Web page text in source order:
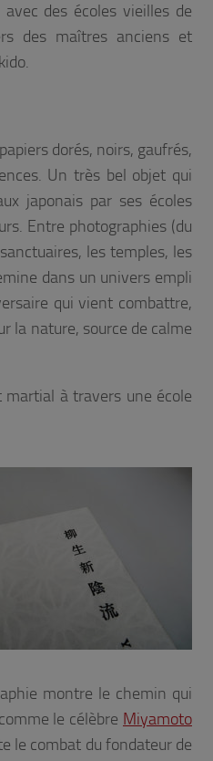
des écoles vieilles de
des maîtres anciens et
dorés, noirs, gaufrés,
Un très bel objet qui
japonais par ses écoles
Entre photographies (du
les temples, les
dans un univers empli
qui vient combattre,
la nature, source de calme
martial à travers une école
montre le chemin qui
le célèbre Miyamoto
le combat du fondateur de